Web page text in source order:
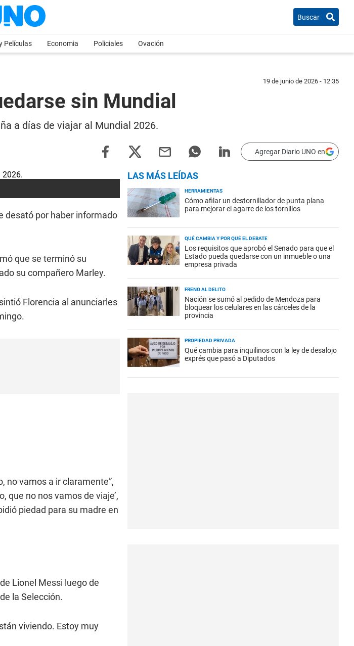
Buscar
Películas Economia Policiales Ovación
19 de junio de 2026 - 12:35
sin Mundial
a días de viajar al Mundial 2026.
Agregar Diario UNO en
desató por haber informado
que se terminó su
su compañero Marley.
Florencia al anunciarles
no vamos a ir claramente”,
que no nos vamos de viaje’,
piedad para su madre en
Lionel Messi luego de
la Selección.
viviendo. Estoy muy
LAS MÁS LEÍDAS
HERRAMIENTAS
Cómo afilar un destornillador de punta plana
para mejorar el agarre de los tornillos
QUÉ CAMBIA Y POR QUÉ EL DEBATE
Los requisitos que aprobó el Senado para que el
Estado pueda quedarse con un inmueble o una
empresa privada
FRENO AL DELITO
Nación se sumó al pedido de Mendoza para
bloquear los celulares en las cárceles de la
provincia
PROPIEDAD PRIVADA
Qué cambia para inquilinos con la ley de desalojo
exprés que pasó a Diputados